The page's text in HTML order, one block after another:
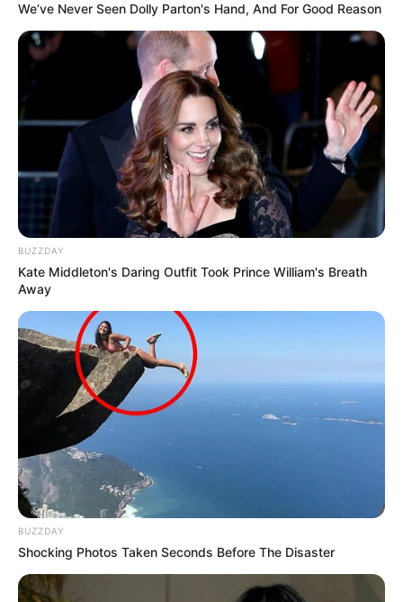
We’ve Never Seen Dolly Parton's Hand, And For Good Reason
BUZZDAY
Kate Middleton's Daring Outfit Took Prince William's Breath
Away
BUZZDAY
Shocking Photos Taken Seconds Before The Disaster